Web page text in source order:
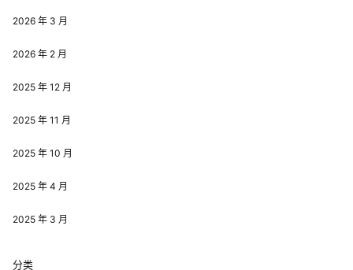
2026 年 3 月
2026 年 2 月
2025 年 12 月
2025 年 11 月
2025 年 10 月
2025 年 4 月
2025 年 3 月
分类